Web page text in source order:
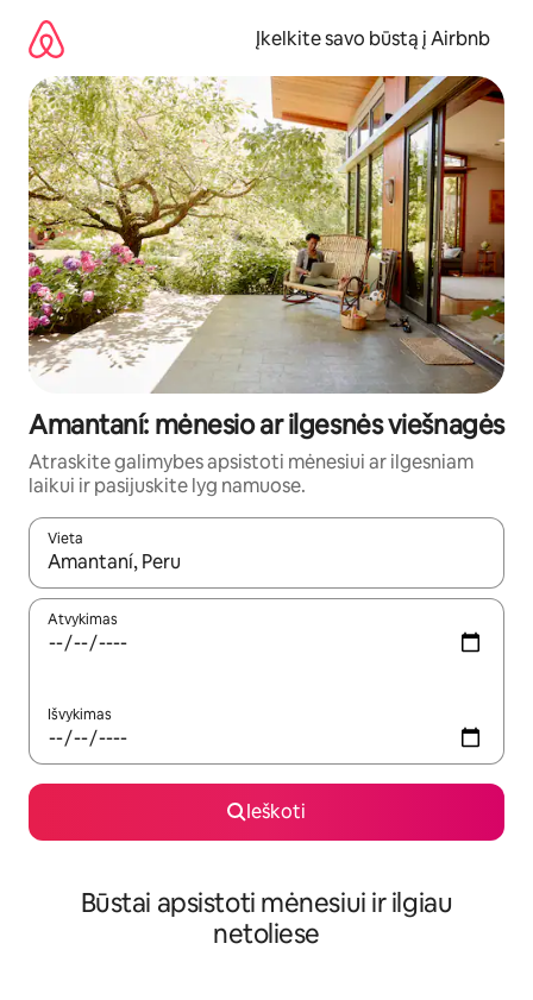
turinio
Įkelkite savo būstą į Airbnb
Amantaní: mėnesio ar ilgesnės viešnagės
Atraskite galimybes apsistoti mėnesiui ar ilgesniam
laikui ir pasijuskite lyg namuose.
Vieta
Kai pasirodys paieškos rezultatai, juos naršyti galite
Atvykimas
Išvykimas
Ieškoti
Būstai apsistoti mėnesiui ir ilgiau
netoliese